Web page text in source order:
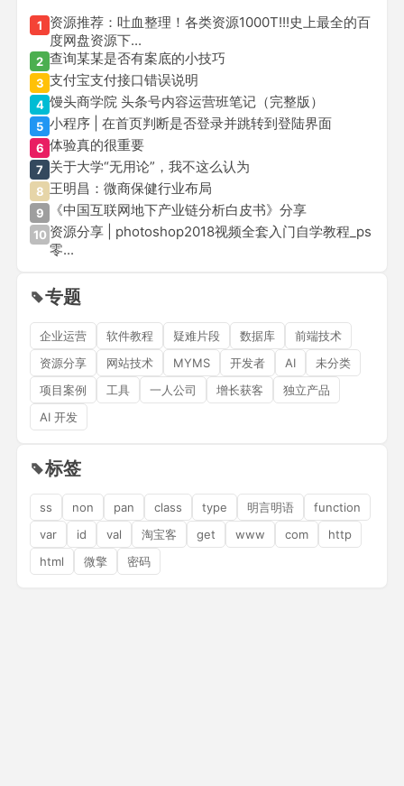
1
资源推荐：吐血整理！各类资源1000T!!!史上最全的百
度网盘资源下...
2 查询某某是否有案底的小技巧
3 支付宝支付接口错误说明
4 馒头商学院 头条号内容运营班笔记（完整版）
5 小程序 | 在首页判断是否登录并跳转到登陆界面
6 体验真的很重要
7 关于大学“无用论”，我不这么认为
8 王明昌：微商保健行业布局
9 《中国互联网地下产业链分析白皮书》分享
10 资源分享 | photoshop2018视频全套入门自学教程_ps
零...
专题
企业运营 软件教程 疑难片段 数据库
前端技术
资源分享
网站技术 MYMS 开发者 AI
未分类
项目案例
工具 一人公司 增长获客
独立产品
AI 开发
标签
ss non pan class type 明言明语
function
var
id val 淘宝客 get www com
http
html
微擎 密码